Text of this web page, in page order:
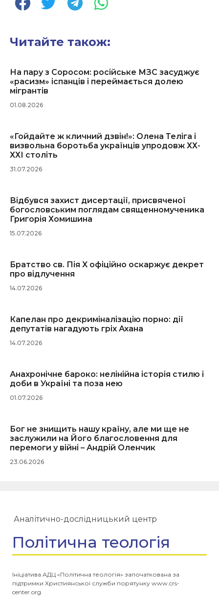
Читайте також:
На пару з Соросом: російське МЗС засуджує
«расизм» іспанців і переймається долею
мігрантів
01.08.2026
«Гойдайте ж кличний дзвін!»: Олена Теліга і
визвольна боротьба українців упродовж ХХ-
ХХІ століть
31.07.2026
Відбувся захист дисертації, присвяченої
богословським поглядам священномученика
Григорія Хомишина
15.07.2026
Братство св. Пія X офіційно оскаржує декрет
про відлучення
14.07.2026
Капелан про декриміналізацію порно: дії
депутатів нагадують гріх Ахана
14.07.2026
Анахронічне бароко: нелінійна історія стилю і
доби в Україні та поза нею
01.07.2026
Бог не знищить нашу країну, але ми ще не
заслужили на Його благословення для
перемоги у війні – Андрій Оленчик
23.06.2026
Аналітично-дослідницький центр
Політична теологія
Ініціатива АДЦ «Політична теологія» започаткована за
підтримки Християнської служби порятунку www.crs-
center.org.